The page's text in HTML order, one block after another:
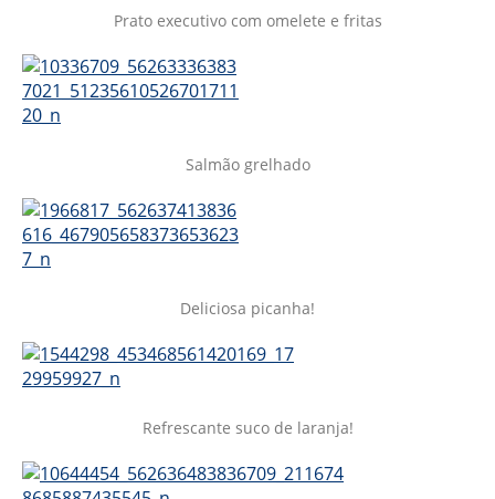
Prato executivo com omelete e fritas
Salmão grelhado
Deliciosa picanha!
Refrescante suco de laranja!